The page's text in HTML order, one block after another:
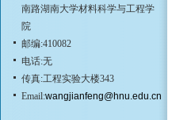
南路湖南大学材料科学与工程学
院
邮编:410082
电话:无
传真:工程实验大楼343
Email:wangjianfeng@hnu.edu.cn